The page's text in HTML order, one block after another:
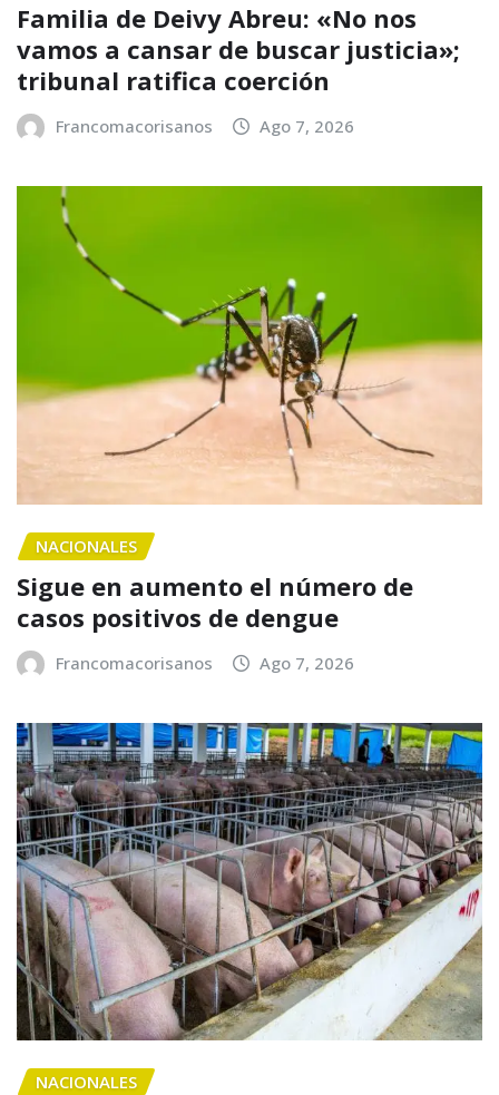
Familia de Deivy Abreu: «No nos
vamos a cansar de buscar justicia»;
tribunal ratifica coerción
Francomacorisanos Ago 7, 2026
NACIONALES
Sigue en aumento el número de
casos positivos de dengue
Francomacorisanos Ago 7, 2026
NACIONALES